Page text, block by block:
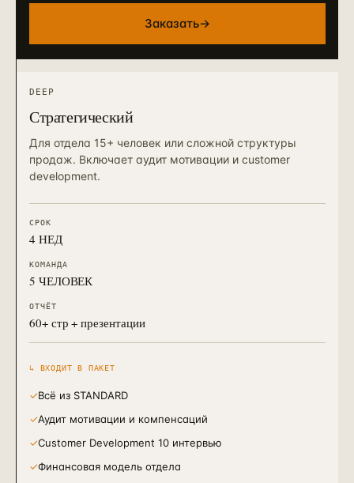
Заказать→
DEEP
Стратегический
Для отдела 15+ человек или сложной структуры
продаж. Включает аудит мотивации и customer
development.
СРОК
4 НЕД
КОМАНДА
5 ЧЕЛОВЕК
ОТЧЁТ
60+ стр + презентации
↳ ВХОДИТ В ПАКЕТ
✓Всё из STANDARD
✓Аудит мотивации и компенсаций
✓Customer Development 10 интервью
✓Финансовая модель отдела